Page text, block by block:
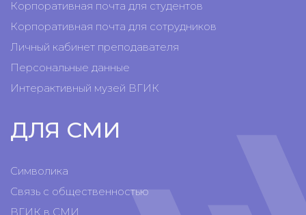
Корпоративная почта для студентов
Корпоративная почта для сотрудников
Личный кабинет преподавателя
Персональные данные
Интерактивный музей ВГИК
ДЛЯ СМИ
Символика
Связь с общественностью
ВГИК в СМИ